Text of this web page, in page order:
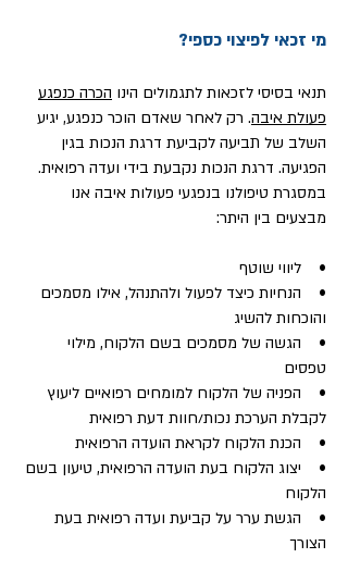
מי זכאי לפיצוי כספי?
תנאי בסיסי לזכאות לתגמולים הינו הכרה כנפגע
פעולת איבה. רק לאחר שאדם הוכר כנפגע, יגיע
השלב של תביעה לקביעת דרגת הנכות בגין
הפגיעה. דרגת הנכות נקבעת בידי ועדה רפואית.
במסגרת טיפולנו בנפגעי פעולות איבה אנו
מבצעים בין היתר:
• ליווי שוטף
• הנחיות כיצד לפעול ולהתנהל, אילו מסמכים
והוכחות להשיג
• הגשה של מסמכים בשם הלקוח, מילוי
טפסים
• הפניה של הלקוח למומחים רפואיים ליעוץ
לקבלת הערכת נכות/חוות דעת רפואית
• הכנת הלקוח לקראת הועדה הרפואית
• יצוג הלקוח בעת הועדה הרפואית, טיעון בשם
הלקוח
• הגשת ערר על קביעת ועדה רפואית בעת
הצורך